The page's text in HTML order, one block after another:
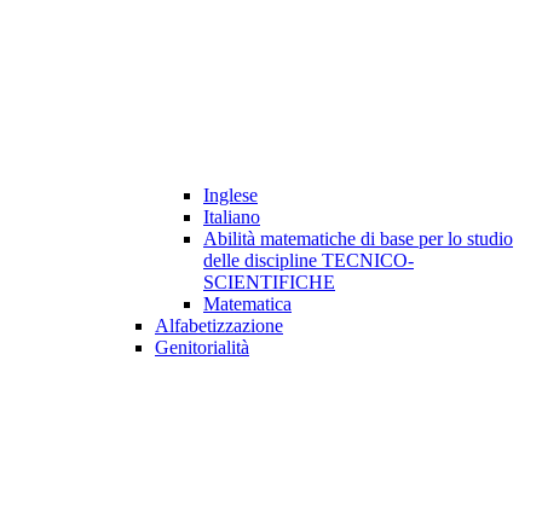
Inglese
Italiano
Abilità matematiche di base per lo studio
delle discipline TECNICO-
SCIENTIFICHE
Matematica
Alfabetizzazione
Genitorialità